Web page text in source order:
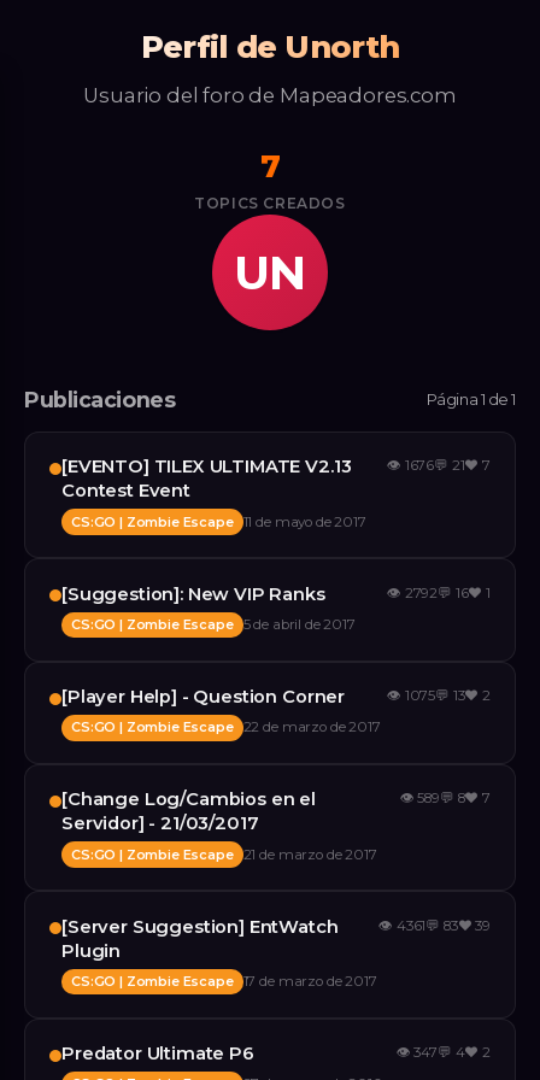
UN
Perfil de Unorth
Usuario del foro de Mapeadores.com
7
TOPICS CREADOS
Publicaciones Página 1 de 1
[EVENTO] TILEX ULTIMATE V2.13
Contest Event
CS:GO | Zombie Escape 11 de mayo de 2017
👁 1676💬 21❤️7
[Suggestion]: New VIP Ranks
CS:GO | Zombie Escape 5 de abril de 2017
👁 2792💬 16❤️1
[Player Help] - Question Corner
CS:GO | Zombie Escape 22 de marzo de 2017
👁 1075💬 13❤️2
[Change Log/Cambios en el
Servidor] - 21/03/2017
CS:GO | Zombie Escape 21 de marzo de 2017
👁589💬 8❤️7
[Server Suggestion] EntWatch
Plugin
CS:GO | Zombie Escape 17 de marzo de 2017
👁 4361💬 83❤️39
Predator Ultimate P6 👁347💬 4❤️2